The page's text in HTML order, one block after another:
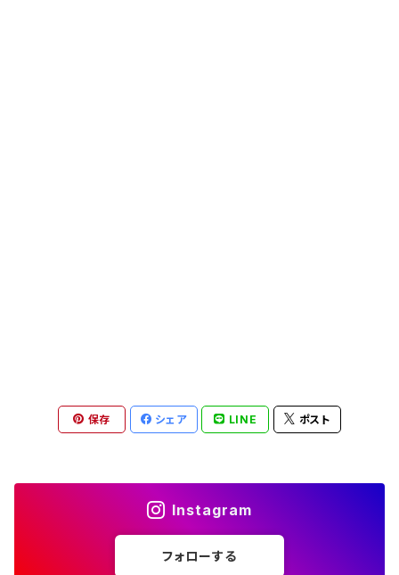
保存 シェア LINE ポスト
Instagram
フォローする